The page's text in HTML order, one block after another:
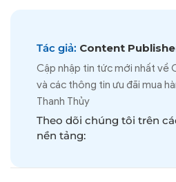
Tác giả: Content
Cập nhập tin tức mới nhất về
và các thông tin ưu đãi mua
Thanh Thủy
Theo dõi chúng tôi trên
nền tảng: